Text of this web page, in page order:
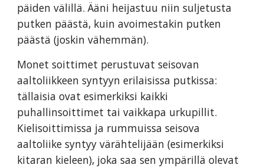
päiden välillä. Ääni heijastuu niin suljetusta
putken päästä, kuin avoimestakin putken
päästä (joskin vähemmän).
Monet soittimet perustuvat seisovan
aaltoliikkeen syntyyn erilaisissa putkissa:
tällaisia ovat esimerkiksi kaikki
puhallinsoittimet tai vaikkapa urkupillit.
Kielisoittimissa ja rummuissa seisova
aaltoliike syntyy värähtelijään (esimerkiksi
kitaran kieleen), joka saa sen ympärillä olevat